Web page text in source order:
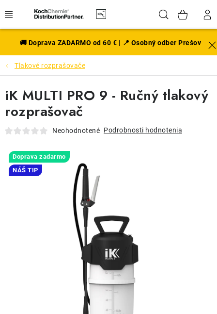
na
Hľadať
EXTERIÉR
DISKY A PNEU
INTERIÉR
PRÍSLUŠENSTVO
VÝHODNÉ SADY
NOVINKY V SORTIMENTE
DARČEKOVÉ POUKAZY
ČISTENIE A ÚDRŽBA LODÍ
🚚 Doprava ZADARMO od 60 € | 📍 Osobný odber Prešov
Tlakové rozprašovače
iK MULTI PRO 9 - Ručný tlakový
rozprašovač
Neohodnotené Podrobnosti hodnotenia
Doprava zadarmo
NÁŠ TIP